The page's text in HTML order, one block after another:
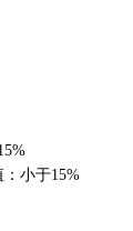
小于15%